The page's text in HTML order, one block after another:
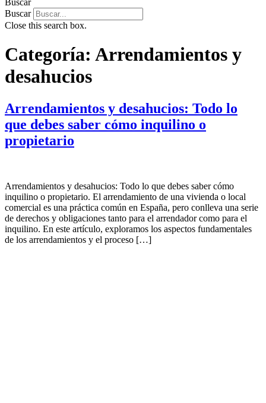
Buscar
Buscar
Close this search box.
Categoría: Arrendamientos y
desahucios
Arrendamientos y desahucios: Todo lo
que debes saber cómo inquilino o
propietario
Arrendamientos y desahucios: Todo lo que debes saber cómo
inquilino o propietario. El arrendamiento de una vivienda o local
comercial es una práctica común en España, pero conlleva una serie
de derechos y obligaciones tanto para el arrendador como para el
inquilino. En este artículo, exploramos los aspectos fundamentales
de los arrendamientos y el proceso […]